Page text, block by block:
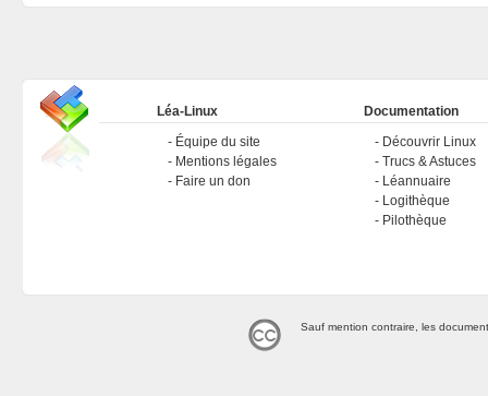
Léa-Linux
Équipe du site
Mentions légales
Faire un don
Documentation
Découvrir Linux
Trucs & Astuces
Léannuaire
Logithèque
Pilothèque
Sauf mention contraire, les